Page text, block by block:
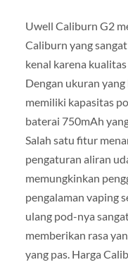
Uwell Caliburn G2
Caliburn yang
kenal karena
Dengan ukuran
memiliki kapasitas
baterai 750mAh
Salah satu fitur
pengaturan aliran
memungkinkan
pengalaman vaping
ulang pod-nya
memberikan rasa
yang pas. Harga